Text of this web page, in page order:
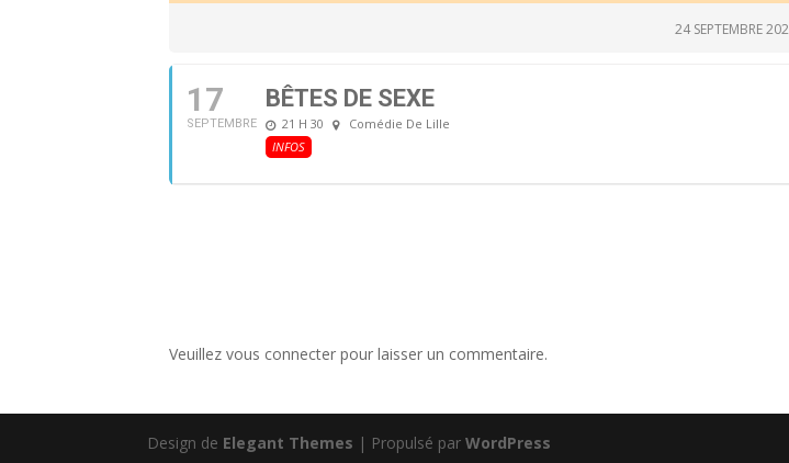
24 SEPTEMBRE
17
SEPTEMBRE
BÊTES DE SEXE
21 H 30
Comédie De Lille
INFOS
Veuillez vous connecter pour laisser un commentaire.
Design de Elegant Themes | Propulsé parWordPress